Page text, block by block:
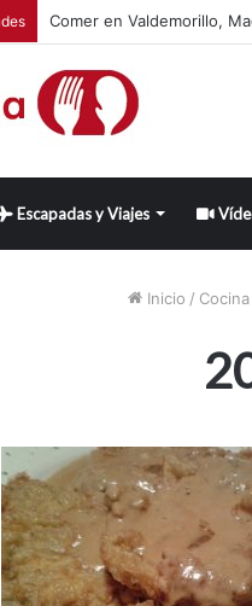
Comer en Valdemorillo,
Escapadas y Viajes
Inicio /